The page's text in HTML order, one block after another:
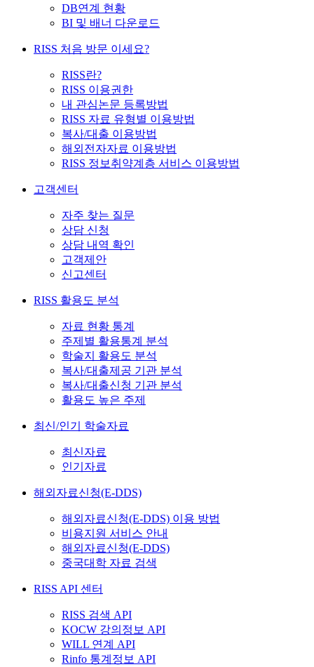
DB연계 현황
BI 및 배너 다운로드
RISS 처음 방문 이세요?
RISS란?
RISS 이용권한
내 관심논문 등록방법
RISS 자료 유형별 이용방법
복사/대출 이용방법
해외전자자료 이용방법
RISS 정보취약계층 서비스 이용방법
고객센터
자주 찾는 질문
상담 신청
상담 내역 확인
고객제안
신고센터
RISS 활용도 분석
자료 현황 통계
주제별 활용통계 분석
학술지 활용도 분석
복사/대출제공 기관 분석
복사/대출신청 기관 분석
활용도 높은 주제
최신/인기 학술자료
최신자료
인기자료
해외자료신청(E-DDS)
해외자료신청(E-DDS) 이용 방법
비용지원 서비스 안내
해외자료신청(E-DDS)
중국대학 자료 검색
RISS API 센터
RISS 검색 API
KOCW 강의정보 API
WILL 연계 API
Rinfo 통계정보 API